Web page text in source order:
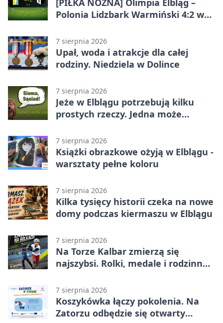
Polonia Lidzbark Warmiński 4:2 w
7 sierpnia 2026
Upał, woda i atrakcje dla całej
rodziny. Niedziela w Dolince
7 sierpnia 2026
Jeże w Elblągu potrzebują kilku
prostych rzeczy. Jedna może
7 sierpnia 2026
Książki obrazkowe ożyją w Elblągu -
warsztaty pełne koloru
7 sierpnia 2026
Kilka tysięcy historii czeka na nowe
domy podczas kiermaszu w Elblągu
7 sierpnia 2026
Na Torze Kalbar zmierzą się
najszybsi. Rolki, medale i rodzinna
7 sierpnia 2026
Koszykówka łączy pokolenia. Na
Zatorzu odbędzie się otwarty